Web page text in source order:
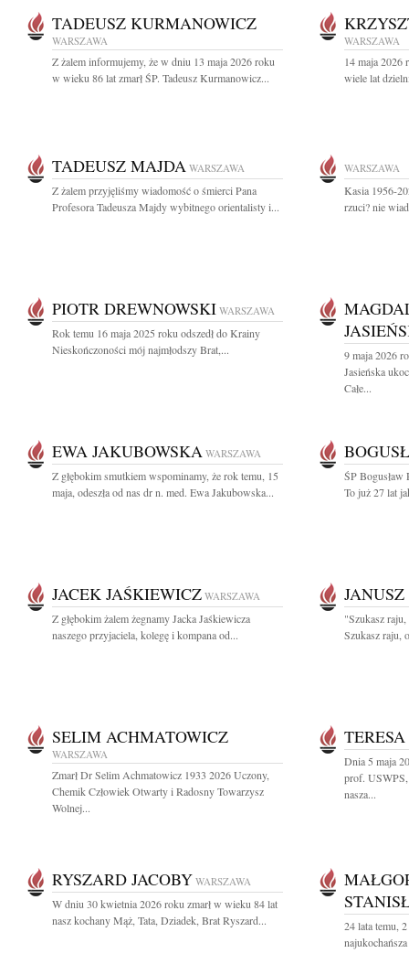
TADEUSZ KURMANOWICZ
WARSZAWA
Z żalem informujemy, że w dniu 13 maja 2026 roku
w wieku 86 lat zmarł ŚP. Tadeusz Kurmanowicz...
WARSZAWA
14 maja 2026
wiele lat
TADEUSZ MAJDA WARSZAWA
Z żalem przyjęliśmy wiadomość o śmierci Pana
Profesora Tadeusza Majdy wybitnego orientalisty i...
WARSZAWA
Kasia 1956-
rzuci? nie
PIOTR DREWNOWSKI WARSZAWA
Rok temu 16 maja 2025 roku odszedł do Krainy
Nieskończoności mój najmłodszy Brat,...
9 maja 2026
Jasieńska
Całe...
EWA JAKUBOWSKA WARSZAWA
Z głębokim smutkiem wspominamy, że rok temu, 15
maja, odeszła od nas dr n. med. Ewa Jakubowska...
ŚP Bogusław
To już 27 lat
JACEK JAŚKIEWICZ WARSZAWA
Z głębokim żalem żegnamy Jacka Jaśkiewicza
naszego przyjaciela, kolegę i kompana od...
"Szukasz
Szukasz raju,
SELIM ACHMATOWICZ
WARSZAWA
Zmarł Dr Selim Achmatowicz 1933 2026 Uczony,
Chemik Człowiek Otwarty i Radosny Towarzysz
Wolnej...
Dnia 5 maja
prof.
nasza...
RYSZARD JACOBY WARSZAWA
W dniu 30 kwietnia 2026 roku zmarł w wieku 84 lat
nasz kochany Mąż, Tata, Dziadek, Brat Ryszard...
24 lata temu,